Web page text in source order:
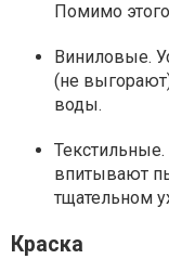
Помимо
Виниловые.
(не
воды.
впитывают
тщательном
Краска